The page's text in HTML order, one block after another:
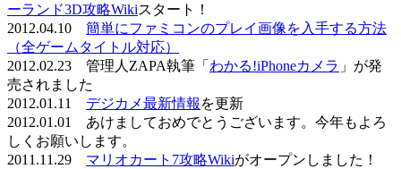
ーランド3D攻略Wikiスタート！
2012.04.10 簡単にファミコンのプレイ画像を入手する方法
（全ゲームタイトル対応）
2012.02.23 管理人ZAPA執筆「 わかる!iPhoneカメラ 」が発
売されました
2012.01.11 デジカメ最新情報 を更新
2012.01.01 あけましておめでとうございます。今年もよろ
しくお願いします。
2011.11.29 マリオカート7攻略Wikiがオープンしました！